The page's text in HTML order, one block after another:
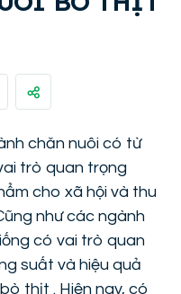
chăn nuôi có từ
trò quan trọng
cho xã hội và thu
như các ngành
có vai trò quan
suất và hiệu quả
thịt . Hiện nay, có